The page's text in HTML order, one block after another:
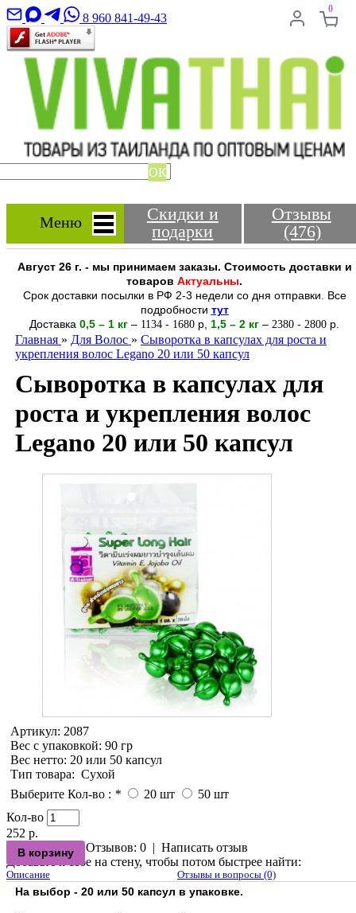
8 960 841-49-43
0
ОК
Меню
Скидки и
подарки
Отзывы
(476)
Август 26 г. - мы принимаем заказы. Стоимость доставки и
товаров Актуальны.
Срок доставки посылки в РФ 2-3 недели со дня отправки. Все
подробности тут
Доставка 0,5 – 1 кг – 1134 - 1680 р 1,5 – 2 кг – 2380 - 2800 р.
Главная » Для Волос » Сыворотка в капсулах для роста и
укрепления волос Legano 20 или 50 капсул
Сыворотка в капсулах для
роста и укрепления волос
Legano 20 или 50 капсул
Артикул: 2087
Вес с упаковкой: 90 гр
Вес нетто: 20 или 50 капсул
Тип товара: Сухой
Выберите Кол-во : * 20 шт
50 шт
Кол-во
252 р.
Отзывов: 0 | Написать отзыв
Добавьте к себе на стену, чтобы потом быстрее найти:
Описание Отзывы и вопросы (0)
На выбор - 20 или 50 капсул в упаковке.